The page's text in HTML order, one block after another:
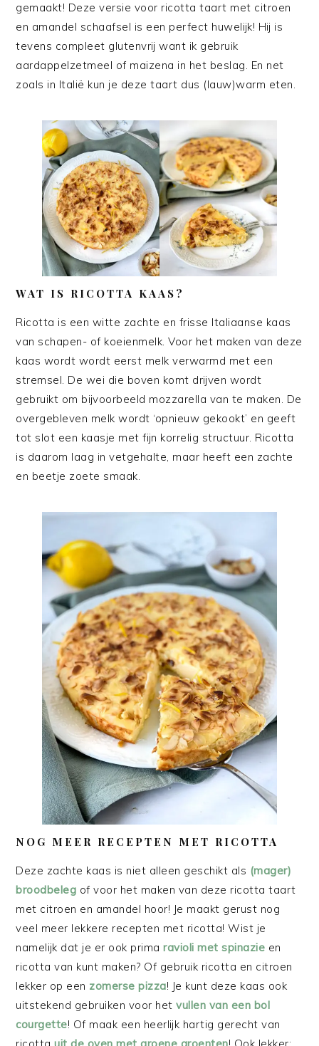
gemaakt! Deze versie voor ricotta taart met citroen
en amandel schaafsel is een perfect huwelijk! Hij is
tevens compleet glutenvrij want ik gebruik
aardappelzetmeel of maizena in het beslag. En net
zoals in Italië kun je deze taart dus (lauw)warm eten.
WAT IS RICOTTA KAAS?
Ricotta is een witte zachte en frisse Italiaanse kaas
van schapen- of koeienmelk. Voor het maken van deze
kaas wordt wordt eerst melk verwarmd met een
stremsel. De wei die boven komt drijven wordt
gebruikt om bijvoorbeeld mozzarella van te maken. De
overgebleven melk wordt ‘opnieuw gekookt’ en geeft
tot slot een kaasje met fijn korrelig structuur. Ricotta
is daarom laag in vetgehalte, maar heeft een zachte
en beetje zoete smaak.
NOG MEER RECEPTEN MET RICOTTA
Deze zachte kaas is niet alleen geschikt als (mager)
broodbeleg of voor het maken van deze ricotta taart
met citroen en amandel hoor! Je maakt gerust nog
veel meer lekkere recepten met ricotta! Wist je
namelijk dat je er ook primaravioli met spinazie en
ricotta van kunt maken? Of gebruik ricotta en citroen
lekker op een zomerse pizza! Je kunt deze kaas ook
uitstekend gebruiken voor hetvullen van een bol
courgette! Of maak een heerlijk hartig gerecht van